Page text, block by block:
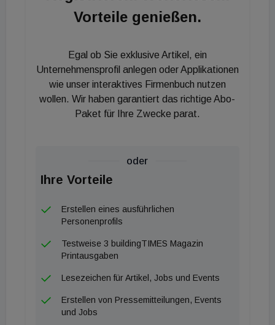
latenten Kondensationswärme in der
Großobjekt mit einem Jahresverbrauch von etwa 50
Tonnen Pellets resultiert daraus eine signifikante
Betriebskostensenkung, die Ressourcen für weitere
Sanierungsmaßnahmen freisetzt. Ein zentraler
Abmessungen von 2,17 Metern Breite und rund
1,24 Metern Tiefe lässt sich das System ohne
in bestehende Heizräume einbringen. Die
Bauteile optimiert zudem den Planungs- und
Die größte Innovation betrifft die Luftreinhaltung
Vorteile genießen.
Egal ob Sie exklusive Artikel, ein
Unternehmensprofil anlegen oder Applikationen
wie unser interaktives Firmenbuch nutzen
wollen. Wir haben garantiert das richtige Abo-
Paket für Ihre Zwecke parat.
oder
Ihre Vorteile
Erstellen eines ausführlichen
Personenprofils
Testweise 3 buildingTIMES Magazin
Printausgaben
Lesezeichen für Artikel, Jobs und Events
Erstellen von Pressemitteilungen, Events
und Jobs